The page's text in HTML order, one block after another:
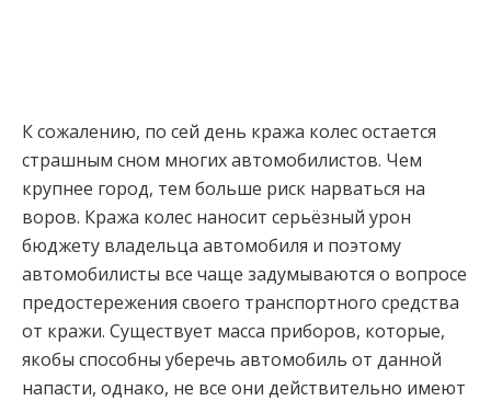
К сожалению, по сей день кража колес остается
страшным сном многих автомобилистов. Чем
крупнее город, тем больше риск нарваться на
воров. Кража колес наносит серьёзный урон
бюджету владельца автомобиля и поэтому
автомобилисты все чаще задумываются о вопросе
предостережения своего транспортного средства
от кражи. Существует масса приборов, которые,
якобы способны уберечь автомобиль от данной
напасти, однако, не все они действительно имеют